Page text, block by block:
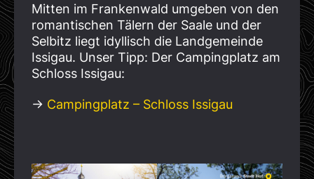
Mitten im Frankenwald umgeben von den
romantischen Tälern der Saale und der
Selbitz liegt idyllisch die Landgemeinde
Issigau. Unser Tipp: Der Campingplatz am
Schloss Issigau:
→ Campingplatz – Schloss Issigau